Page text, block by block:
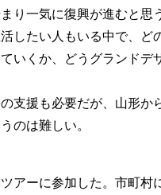
り一気に復興が進むと思
したい人もいる中で、ど
いくか、どうグランドデ
の支援も必要だが、山形か
のは難しい。
ツアーに参加した。市町村